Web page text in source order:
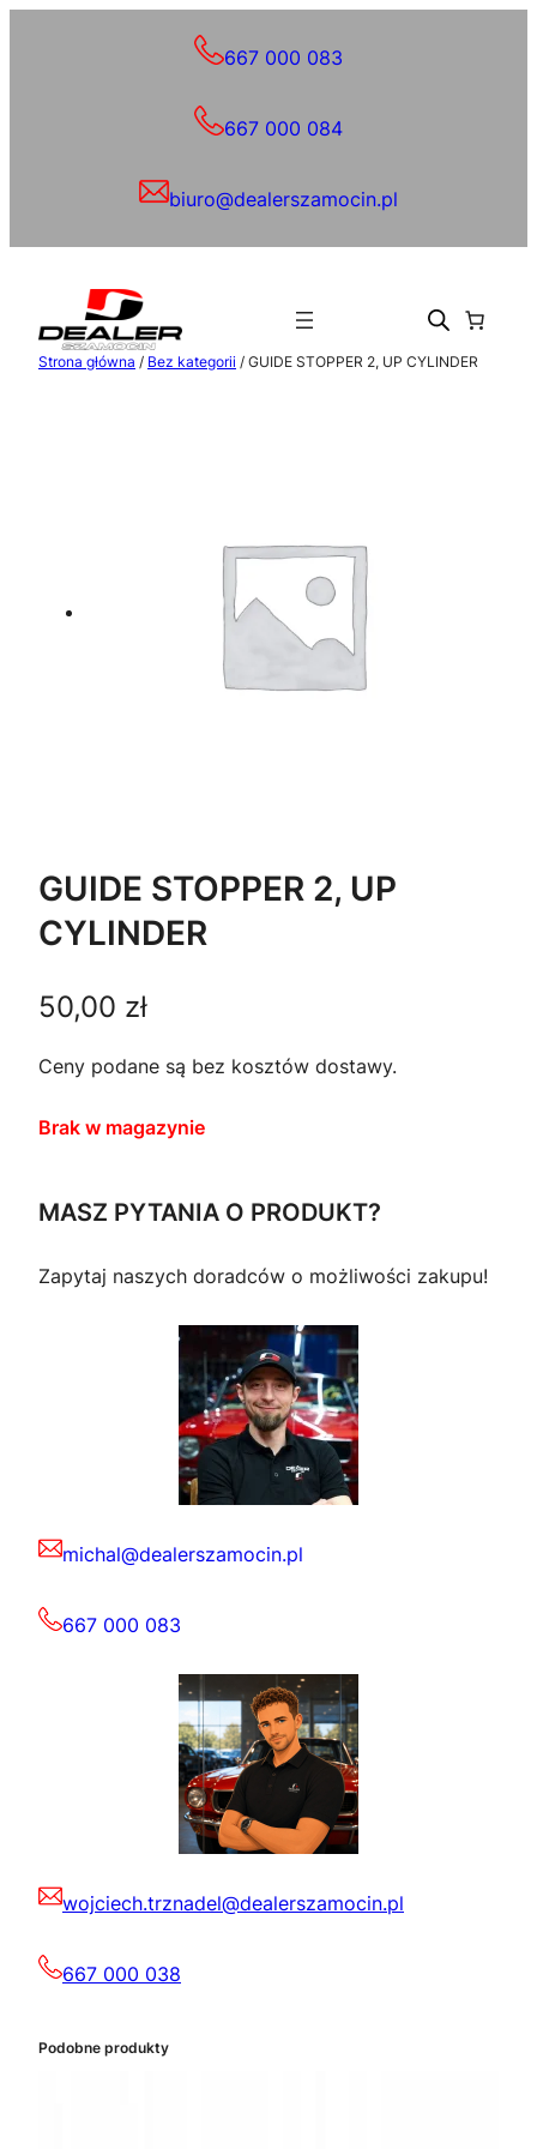
667 000 083
667 000 084
biuro@dealerszamocin.pl
Strona główna / Bez kategorii / GUIDE STOPPER 2, UP CYLINDER
GUIDE STOPPER 2, UP
CYLINDER
50,00 zł
Ceny podane są bez kosztów dostawy.
Brak w magazynie
MASZ PYTANIA O PRODUKT?
Zapytaj naszych doradców o możliwości zakupu!
michal@dealerszamocin.pl
667 000 083
wojciech.trznadel@dealerszamocin.pl
667 000 038
Podobne produkty